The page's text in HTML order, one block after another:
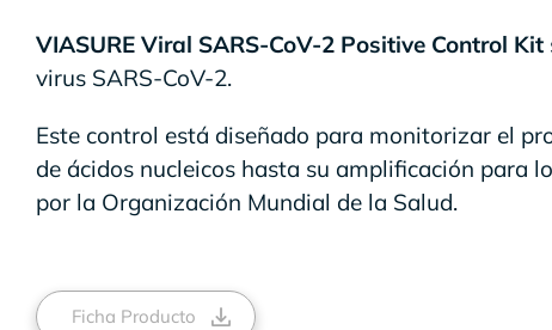
VIASURE Viral SARS-CoV-2 Positive Control Kit
virus SARS-CoV-2.
Este control está diseñado para monitorizar el
de ácidos nucleicos hasta su amplificación para
por la Organización Mundial de la Salud.
Ficha Producto